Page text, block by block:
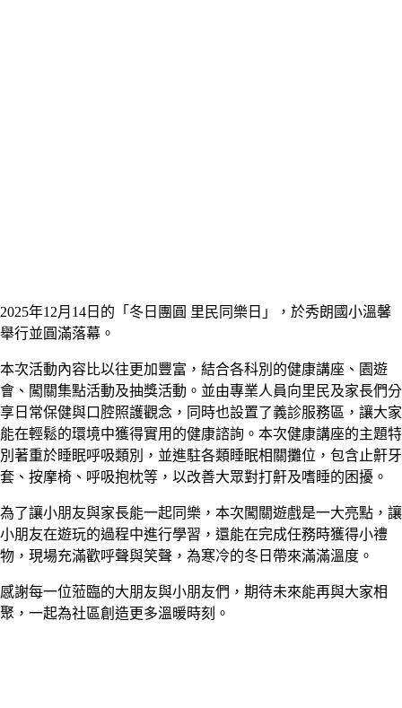
2025年12月14日的「冬日團圓 里民同樂日」，於秀朗國小溫馨
舉行並圓滿落幕。
本次活動內容比以往更加豐富，結合各科別的健康講座、園遊
會、闖關集點活動及抽獎活動。並由專業人員向里民及家長們分
享日常保健與口腔照護觀念，同時也設置了義診服務區，讓大家
能在輕鬆的環境中獲得實用的健康諮詢。本次健康講座的主題特
別著重於睡眠呼吸類別，並進駐各類睡眠相關攤位，包含止鼾牙
套、按摩椅、呼吸抱枕等，以改善大眾對打鼾及嗜睡的困擾。
為了讓小朋友與家長能一起同樂，本次闖關遊戲是一大亮點，讓
小朋友在遊玩的過程中進行學習，還能在完成任務時獲得小禮
物，現場充滿歡呼聲與笑聲，為寒冷的冬日帶來滿滿溫度。
感謝每一位蒞臨的大朋友與小朋友們，期待未來能再與大家相
聚，一起為社區創造更多溫暖時刻。